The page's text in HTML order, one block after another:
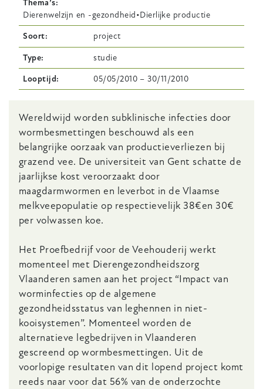
Thema’s
Dierenwelzijn en -gezondheid Dierlijke productie
Soort project
Type studie
Looptijd 05/05/2010 –30/11/2010
Body
Wereldwijd worden subklinische infecties door
wormbesmettingen beschouwd als een
belangrijke oorzaak van productieverliezen bij
grazend vee. De universiteit van Gent schatte de
jaarlijkse kost veroorzaakt door
maagdarmwormen en leverbot in de Vlaamse
melkveepopulatie op respectievelijk 38€en 30€
per volwassen koe.
Het Proefbedrijf voor de Veehouderij werkt
momenteel met Dierengezondheidszorg
Vlaanderen samen aan het project “Impact van
worminfecties op de algemene
gezondheidsstatus van leghennen in niet-
kooisystemen”. Momenteel worden de
alternatieve legbedrijven in Vlaanderen
gescreend op wormbesmettingen. Uit de
voorlopige resultaten van dit lopend project komt
reeds naar voor dat 56% van de onderzochte